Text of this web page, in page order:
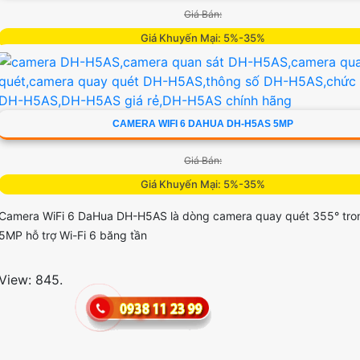
Giá Bán:
Giá Khuyến Mại: 5%-35%
Dahua DH-H3T là dòng camera quay quét trong nhà 355°
Wi-Fi 6 Công nghệ AI phát hiện người chuyển động và âm
đàm thoại hai chiều, hồng ngoại tầm xa ban đêm 10m hỗ trợ
256GB ONVIF và điều khiển từ xa qua ứng dụng DMSS
892.
CAMERA WIFI 6 DAHUA DH-H5AS 5MP
Giá Bán:
Giá Khuyến Mại: 5%-35%
WiFi 6 DaHua DH-H5AS là dòng camera quay quét 355°
hỗ trợ Wi-Fi 6 băng tần
845.